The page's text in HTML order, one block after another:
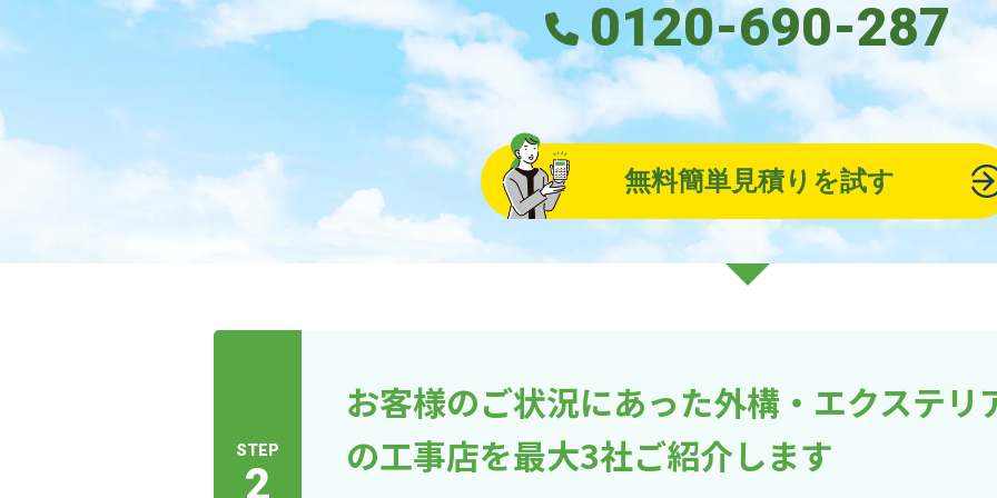
0120-690-287
無料簡単見積りを試す
STEP
2
お客様のご状況にあった外構・エクステリ
の工事店を最大3社ご紹介します